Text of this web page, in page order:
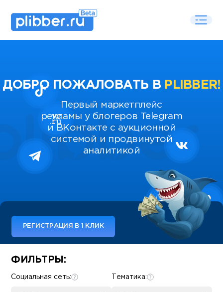
ДОБРО ПОЖАЛОВАТЬ В PLIBBER!
Первый маркетплейс
рекламы у блогеров Telegram
и ВКонтакте с аукционной
системой и продвинутой
аналитикой
РЕГИСТРАЦИЯ В 1 КЛИК
Some SEO Title
ФИЛЬТРЫ:
Тематика:
Социальная сеть: